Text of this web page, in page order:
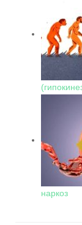
наркоз